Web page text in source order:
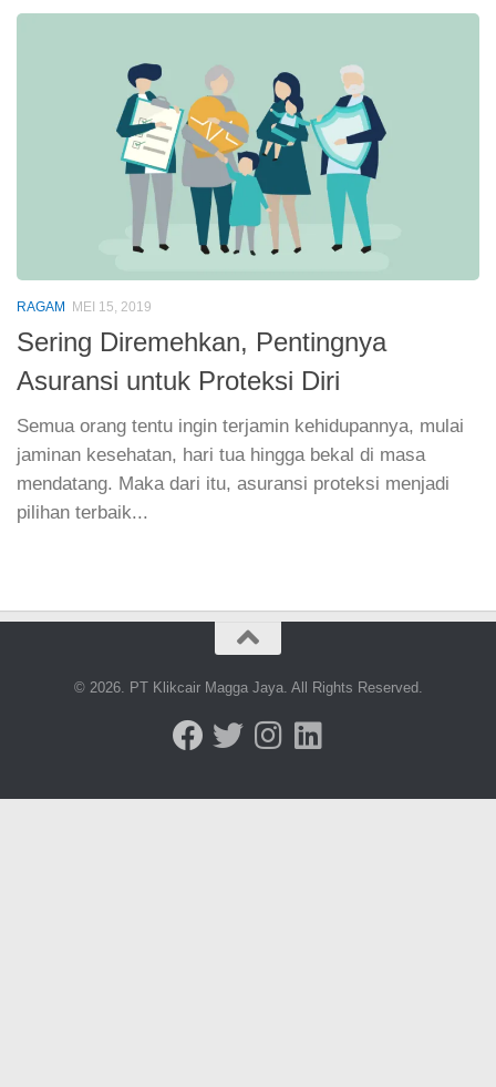
RAGAM MEI 15, 2019
Sering Diremehkan, Pentingnya
Asuransi untuk Proteksi Diri
Semua orang tentu ingin terjamin kehidupannya, mulai
jaminan kesehatan, hari tua hingga bekal di masa
mendatang. Maka dari itu, asuransi proteksi menjadi
pilihan terbaik...
© 2026. PT Klikcair Magga Jaya. All Rights Reserved.